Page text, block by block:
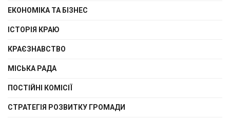
ЕКОНОМІКА ТА БІЗНЕС
ІСТОРІЯ КРАЮ
КРАЄЗНАВСТВО
МІСЬКА РАДА
ПОСТІЙНІ КОМІСІЇ
СТРАТЕГІЯ РОЗВИТКУ ГРОМАДИ